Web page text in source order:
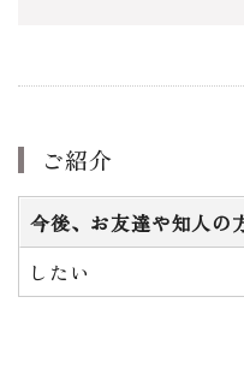
ご紹介
今後、お友達や知人の
したい